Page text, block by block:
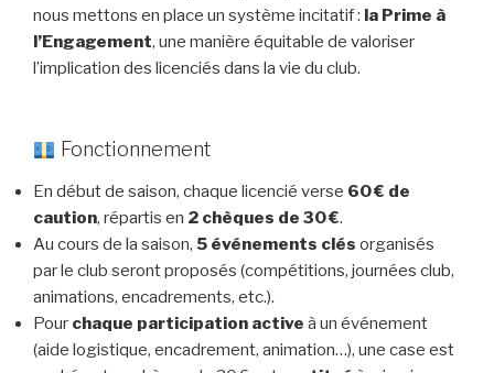
nous mettons en place un système incitatif : la Prime à
l’Engagement, une manière équitable de valoriser
l’implication des licenciés dans la vie du club.
Fonctionnement
En début de saison, chaque licencié verse 60 € de
caution, répartis en 2 chèques de 30 €.
Au cours de la saison, 5 événements clés organisés
par le club seront proposés (compétitions, journées club,
animations, encadrements, etc.).
Pour chaque participation active à un événement
(aide logistique, encadrement, animation…), une case est